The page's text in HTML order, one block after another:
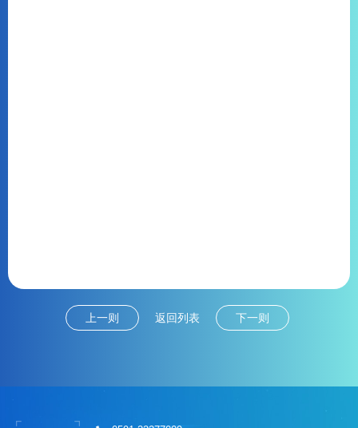
上一则 返回列表 下一则